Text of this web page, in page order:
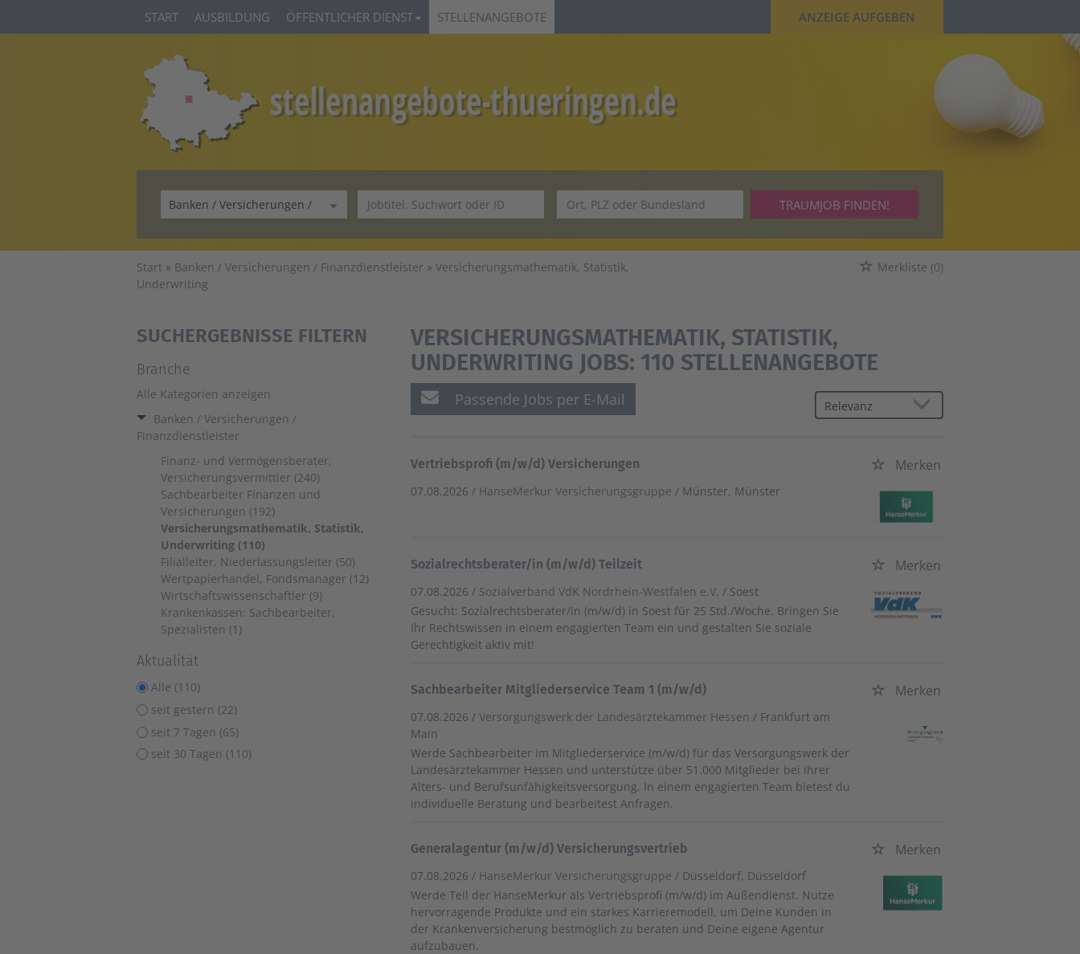
START AUSBILDUNG ÖFFENTLICHER DIENST STELLENANGEBOTE ANZEIGE AUFGEBEN
TRAUMJOB FINDEN!
Start Banken / Versicherungen / Finanzdienstleister
Versicherungsmathematik, Statistik,
Underwriting
Merkliste (0)
SUCHERGEBNISSE FILTERN
Branche
Alle Kategorien anzeigen
Banken / Versicherungen /
Finanzdienstleister
Finanz- und Vermögensberater,
Versicherungsvermittler (240)
Sachbearbeiter Finanzen und
Versicherungen (192)
Versicherungsmathematik, Statistik,
Underwriting (110)
Filialleiter, Niederlassungsleiter (50)
Wertpapierhandel, Fondsmanager (12)
Wirtschaftswissenschaftler (9)
Krankenkassen: Sachbearbeiter,
Spezialisten (1)
Aktualität
Alle (110)
seit gestern (22)
seit 7 Tagen (65)
seit 30 Tagen (110)
VERSICHERUNGSMATHEMATIK, STATISTIK,
UNDERWRITING JOBS: 110 STELLENANGEBOTE
Passende Jobs per E-Mail
Vertriebsprofi (m/w/d) Versicherungen Merken
07.08.2026 / HanseMerkur Versicherungsgruppe / Münster, Münster
Sozialrechtsberater/in (m/w/d) Teilzeit Merken
07.08.2026 / Sozialverband VdK Nordrhein-Westfalen e.V. / Soest
Gesucht: Sozialrechtsberater/in (m/w/d) in Soest für 25 Std./Woche. Bringen Sie
Ihr Rechtswissen in einem engagierten Team ein und gestalten Sie soziale
Gerechtigkeit aktiv mit!
Sachbearbeiter Mitgliederservice Team 1 (m/w/d) Merken
07.08.2026 /Versorgungswerk der Landesärztekammer Hessen / Frankfurt am
Main
Werde Sachbearbeiter im Mitgliederservice (m/w/d) für das Versorgungswerk der
Landesärztekammer Hessen und unterstütze über 51.000 Mitglieder bei ihrer
Alters- und Berufsunfähigkeitsversorgung. In einem engagierten Team bietest du
individuelle Beratung und bearbeitest Anfragen.
Generalagentur (m/w/d) Versicherungsvertrieb Merken
07.08.2026 / HanseMerkur Versicherungsgruppe / Düsseldorf, Düsseldorf
Werde Teil der HanseMerkur als Vertriebsprofi (m/w/d) im Außendienst. Nutze
hervorragende Produkte und ein starkes Karrieremodell, um Deine Kunden in
der Krankenversicherung bestmöglich zu beraten und Deine eigene Agentur
aufzubauen.